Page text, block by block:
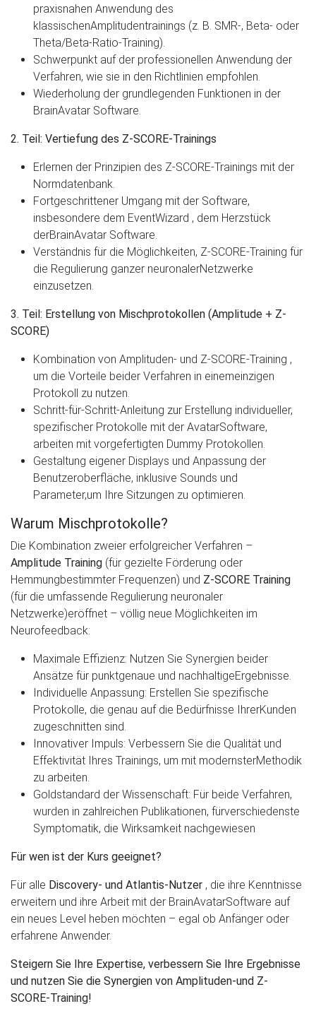
praxisnahen Anwendung des
klassischenAmplitudentrainings (z. B. SMR-, Beta- oder
Theta/Beta-Ratio-Training).
Schwerpunkt auf der professionellen Anwendung der
Verfahren, wie sie in den Richtlinien empfohlen.
Wiederholung der grundlegenden Funktionen in der
BrainAvatar Software.
2. Teil: Vertiefung des Z-SCORE-Trainings
Erlernen der Prinzipien des Z-SCORE-Trainings mit der
Normdatenbank.
Fortgeschrittener Umgang mit der Software,
insbesondere dem EventWizard , dem Herzstück
derBrainAvatar Software.
Verständnis für die Möglichkeiten, Z-SCORE-Training für
die Regulierung ganzer neuronalerNetzwerke
einzusetzen.
3. Teil: Erstellung von Mischprotokollen (Amplitude + Z-
SCORE)
Kombination von Amplituden- und Z-SCORE-Training ,
um die Vorteile beider Verfahren in einemeinzigen
Protokoll zu nutzen.
Schritt-für-Schritt-Anleitung zur Erstellung individueller,
spezifischer Protokolle mit der AvatarSoftware,
arbeiten mit vorgefertigten Dummy Protokollen.
Gestaltung eigener Displays und Anpassung der
Benutzeroberfläche, inklusive Sounds und
Parameter,um Ihre Sitzungen zu optimieren.
Warum Mischprotokolle?
Die Kombination zweier erfolgreicher Verfahren –
Amplitude Training (für gezielte Förderung oder
Hemmungbestimmter Frequenzen) und Z-SCORE Training
(für die umfassende Regulierung neuronaler
Netzwerke)eröffnet – völlig neue Möglichkeiten im
Neurofeedback:
Maximale Effizienz: Nutzen Sie Synergien beider
Ansätze für punktgenaue und nachhaltigeErgebnisse.
Individuelle Anpassung: Erstellen Sie spezifische
Protokolle, die genau auf die Bedürfnisse IhrerKunden
zugeschnitten sind.
Innovativer Impuls: Verbessern Sie die Qualität und
Effektivität Ihres Trainings, um mit modernsterMethodik
zu arbeiten.
Goldstandard der Wissenschaft: Für beide Verfahren,
wurden in zahlreichen Publikationen, fürverschiedenste
Symptomatik, die Wirksamkeit nachgewiesen
Für wen ist der Kurs geeignet?
Für alle Discovery- und Atlantis-Nutzer , die ihre Kenntnisse
erweitern und ihre Arbeit mit der BrainAvatarSoftware auf
ein neues Level heben möchten – egal ob Anfänger oder
erfahrene Anwender.
Steigern Sie Ihre Expertise, verbessern Sie Ihre Ergebnisse
und nutzen Sie die Synergien von Amplituden-und Z-
SCORE-Training!